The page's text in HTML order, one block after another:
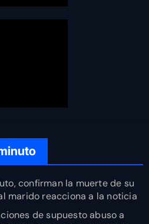
confirman la muerte de su
marido reacciona a la noticia
de supuesto abuso a